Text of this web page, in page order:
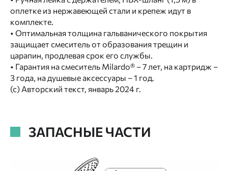
оплетке из нержавеющей стали и крепеж идут в
комплекте.
• Оптимальная толщина гальванического покрытия
защищает смеситель от образования трещин и
царапин, продлевая срок его службы.
• Гарантия на смеситель Milardo® – 7 лет, на картридж –
3 года, на душевые аксессуары – 1 год.
(с) Авторский текст, январь 2024 г.
ЗАПАСНЫЕ ЧАСТИ